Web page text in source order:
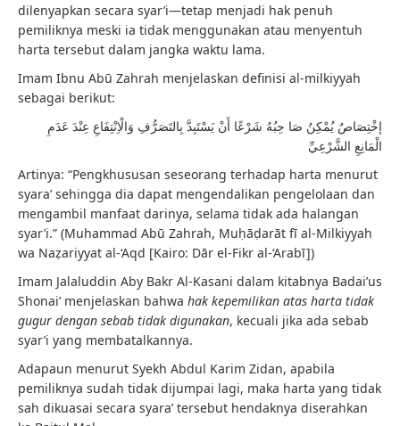
dilenyapkan secara syar’i—tetap menjadi hak penuh
pemiliknya meski ia tidak menggunakan atau menyentuh
harta tersebut dalam jangka waktu lama.
Imam Ibnu Abū Zahrah menjelaskan definisi al-milkiyyah
sebagai berikut:
إخْتِصَاصٌ يُمْكِنُ صَا حِبُهُ شَرْعًا أَنْ يَسْتَبِدَّ بِالتَصَرُّفِ وَالْاِنْتِفَاعِ عِنْدَ عَدَمِ
الْمَانِعِ الشَّرْعِيِّ
Artinya: “Pengkhususan seseorang terhadap harta menurut
syara’ sehingga dia dapat mengendalikan pengelolaan dan
mengambil manfaat darinya, selama tidak ada halangan
syar’i.” (Muhammad Abū Zahrah, Muḥāḍarāt fī al-Milkiyyah
wa Naẓariyyat al-‘Aqd [Kairo: Dār el-Fikr al-‘Arabī])
Imam Jalaluddin Aby Bakr Al-Kasani dalam kitabnya Badai’us
Shonai’ menjelaskan bahwa hak kepemilikan atas harta tidak
gugur dengan sebab tidak digunakan, kecuali jika ada sebab
syar’i yang membatalkannya.
Adapaun menurut Syekh Abdul Karim Zidan, apabila
pemiliknya sudah tidak dijumpai lagi, maka harta yang tidak
sah dikuasai secara syara’ tersebut hendaknya diserahkan